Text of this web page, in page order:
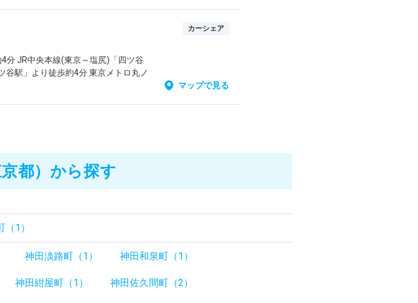
カーシェア
分 JR中央本線(東京～塩尻)「四ツ谷
谷駅」より徒歩約4分 東京メトロ丸ノ
マップで見る
都）から探す
（1）
神田淡路町（1） 神田和泉町（1）
神田紺屋町（1） 神田佐久間町（2）